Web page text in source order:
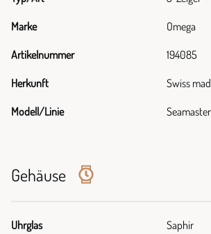
Marke Omega
Artikelnummer 194085
Herkunft Swiss
Modell/Linie Seamaster
Gehäuse
Uhrglas Saphir